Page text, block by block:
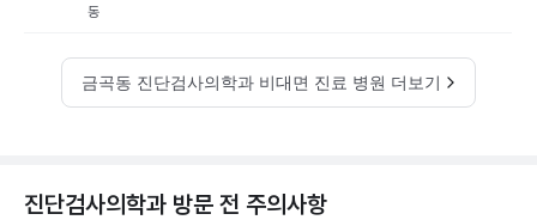
동
금곡동 진단검사의학과 비대면 진료 병원 더보기
진단검사의학과 방문 전 주의사항